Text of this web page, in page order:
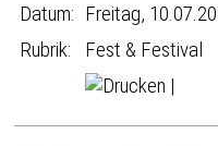
Datum: Freitag,
Rubrik:
Fest & Festival
|